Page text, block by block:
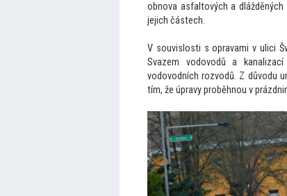
obnova asfaltových a
jejich částech.
V souvislosti s opravami v ulici
Svazem vodovodů a
vodovodních rozvodů. Z důvodu
tím, že úpravy proběhnou v